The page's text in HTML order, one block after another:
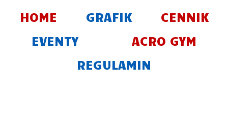
HOME GRAFIK
CENNIK
EVENTY
ACRO GYM
REGULAMIN